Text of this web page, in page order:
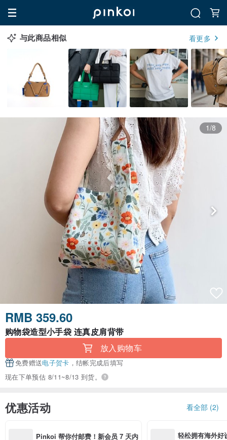
与此商品相似 看更多
1/8
RMB 359.60
购物袋造型小手袋 连真皮肩背带
放入购物车
免费赠送电子贺卡 ，结帐完成后填写
现在下单预估 8/11~8/13 到货。
优惠活动 看全部 (2)
Pinkoi 帮你付邮费！新会员 7 天内
轻松拥有海外好